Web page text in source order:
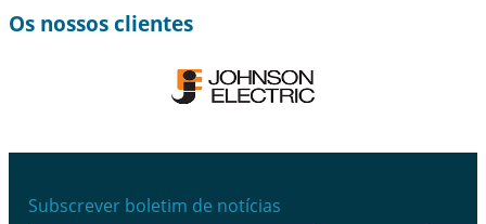
Os nossos clientes
Subscrever boletim de notícias